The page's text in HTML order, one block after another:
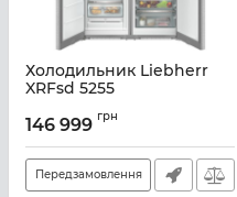
Холодильник Liebherr
XRFsd 5255
146 999 грн
Передзамовлення